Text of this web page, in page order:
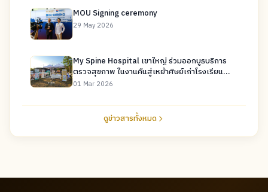
MOU Signing ceremony
29 May 2026
My Spine Hospital เขาใหญ่ ร่วมออกบูธบริการ
ตรวจสุขภาพ ในงานคืนสู่เหย้าศิษย์เก่าโรงเรียน
ปากช่อง
01 Mar 2026
ดูข่าวสารทั้งหมด